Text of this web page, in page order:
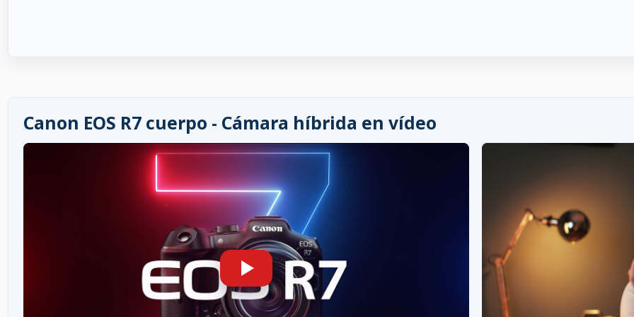
Canon EOS R7 cuerpo - Cámara híbrida en vídeo